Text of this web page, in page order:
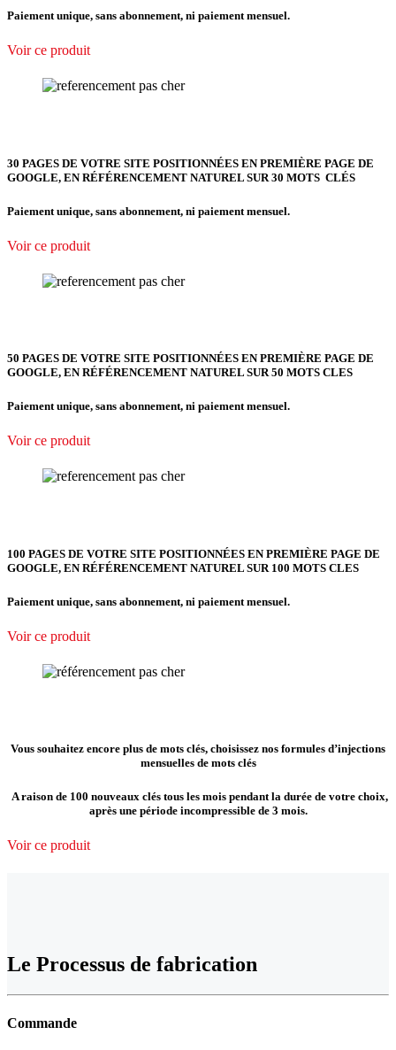
Paiement unique, sans abonnement, ni paiement mensuel.
Voir ce produit
30 PAGES DE VOTRE SITE POSITIONNÉES EN PREMIÈRE PAGE DE
GOOGLE, EN RÉFÉRENCEMENT NATUREL SUR 30 MOTS CLÉS
Paiement unique, sans abonnement, ni paiement mensuel.
Voir ce produit
50 PAGES DE VOTRE SITE POSITIONNÉES EN PREMIÈRE PAGE DE
GOOGLE, EN RÉFÉRENCEMENT NATUREL SUR 50 MOTS CLES
Paiement unique, sans abonnement, ni paiement mensuel.
Voir ce produit
100 PAGES DE VOTRE SITE POSITIONNÉES EN PREMIÈRE PAGE DE
GOOGLE, EN RÉFÉRENCEMENT NATUREL SUR 100 MOTS CLES
Paiement unique, sans abonnement, ni paiement mensuel.
Voir ce produit
Vous souhaitez encore plus de mots clés, choisissez nos formules d’injections
mensuelles de mots clés
A raison de 100 nouveaux clés tous les mois pendant la durée de votre choix,
après une période incompressible de 3 mois.
Voir ce produit
Le Processus de fabrication
Commande